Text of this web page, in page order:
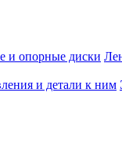
и опорные диски
и детали к ним